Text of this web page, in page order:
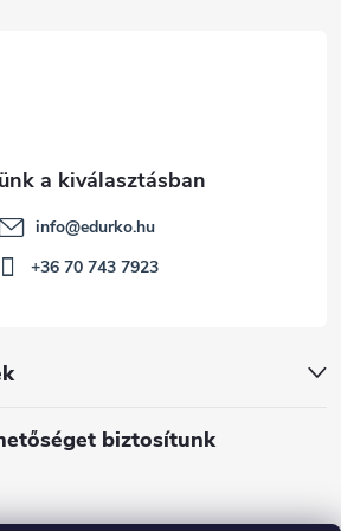
biztosítunk
info@edurko.hu
+36 70 743 7923